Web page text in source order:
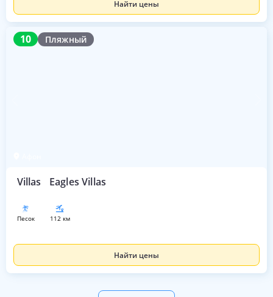
Найти цены
10 Пляжный
Villas Eagles Villas
10
песок 112 км
Найти цены